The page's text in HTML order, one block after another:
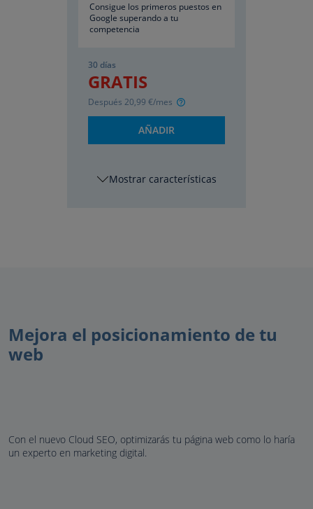
Consigue los primeros puestos en
Google superando a tu
competencia
30 días
GRATIS
Después 20,99 €/mes
AÑADIR
características
Mejora el posicionamiento de tu
web
Con el nuevo Cloud SEO, optimizarás tu página web como lo haría
un experto en marketing digital.